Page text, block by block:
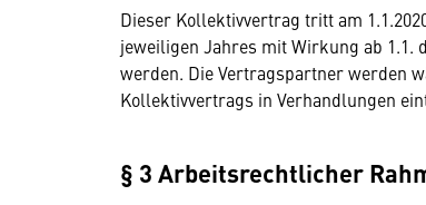
Dieser Kollektivvertrag tritt am
jeweiligen Jahres mit Wirkung ab
werden. Die Vertragspartner werden
Kollektivvertrags in Verhandlungen
§ 3 Arbeitsrechtlicher